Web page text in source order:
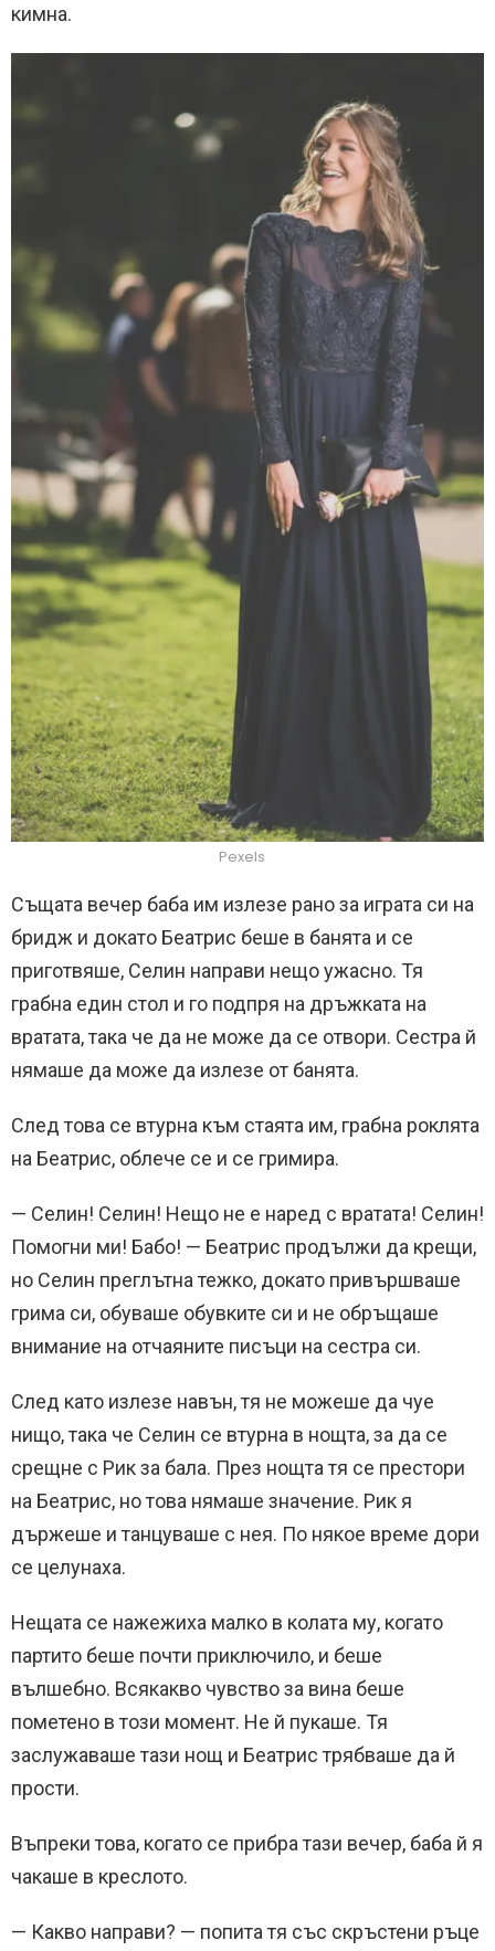
кимна.
Pexels
Същата вечер баба им излезе рано за играта си на
бридж и докато Беатрис беше в банята и се
приготвяше, Селин направи нещо ужасно. Тя
грабна един стол и го подпря на дръжката на
вратата, така че да не може да се отвори. Сестра й
нямаше да може да излезе от банята.
След това се втурна към стаята им, грабна роклята
на Беатрис, облече се и се гримира.
— Селин! Селин! Нещо не е наред с вратата! Селин!
Помогни ми! Бабо! — Беатрис продължи да крещи,
но Селин преглътна тежко, докато привършваше
грима си, обуваше обувките си и не обръщаше
внимание на отчаяните писъци на сестра си.
След като излезе навън, тя не можеше да чуе
нищо, така че Селин се втурна в нощта, за да се
срещне с Рик за бала. През нощта тя се престори
на Беатрис, но това нямаше значение. Рик я
държеше и танцуваше с нея. По някое време дори
се целунаха.
Нещата се нажежиха малко в колата му, когато
партито беше почти приключило, и беше
вълшебно. Всякакво чувство за вина беше
пометено в този момент. Не й пукаше. Тя
заслужаваше тази нощ и Беатрис трябваше да й
прости.
Въпреки това, когато се прибра тази вечер, баба й я
чакаше в креслото.
— Какво направи? — попита тя със скръстени ръце